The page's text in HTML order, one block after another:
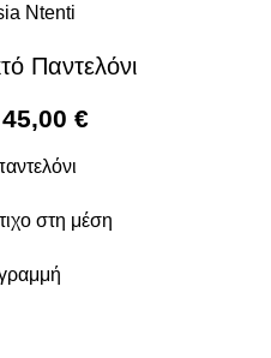
Ntenti
Παντελόνι
45,00 €
στη μέση